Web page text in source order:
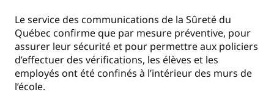
Le service des communications de la Sûreté du
Québec confirme que par mesure préventive, pour
assurer leur sécurité et pour permettre aux policiers
d’effectuer des vérifications, les élèves et les
employés ont été confinés à l’intérieur des murs de
l’école.